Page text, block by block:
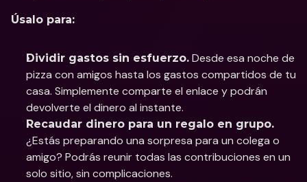
Úsalo para:
Dividir gastos sin esfuerzo. Desde esa noche de
pizza con amigos hasta los gastos compartidos de tu
casa. Simplemente comparte el enlace y podrán
devolverte el dinero al instante.
Recaudar dinero para un regalo en grupo.
¿Estás preparando una sorpresa para un colega o
amigo? Podrás reunir todas las contribuciones en un
solo sitio, sin complicaciones.